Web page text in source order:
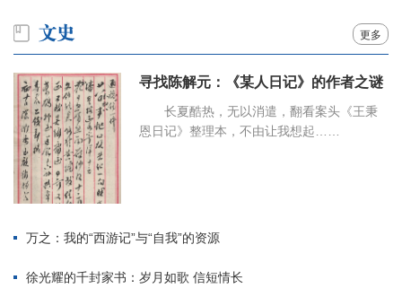
更多
寻找陈解元：《某人日记》的作者之谜
长夏酷热，无以消遣，翻看案头《王秉
恩日记》整理本，不由让我想起……
万之：我的“西游记”与“自我”的资源
徐光耀的千封家书：岁月如歌 信短情长